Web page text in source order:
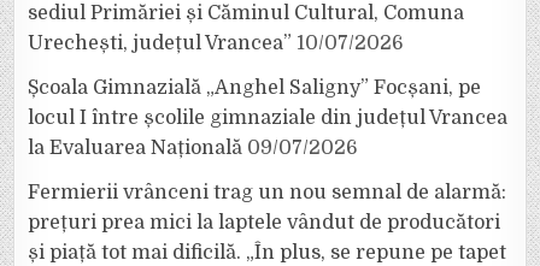
sediul Primăriei și Căminul Cultural, Comuna
Urechești, județul Vrancea” 10/07/2026
Școala Gimnazială „Anghel Saligny” Focșani, pe
locul I între școlile gimnaziale din județul Vrancea
la Evaluarea Națională 09/07/2026
Fermierii vrânceni trag un nou semnal de alarmă:
prețuri prea mici la laptele vândut de producători
și piață tot mai dificilă. „În plus, se repune pe tapet